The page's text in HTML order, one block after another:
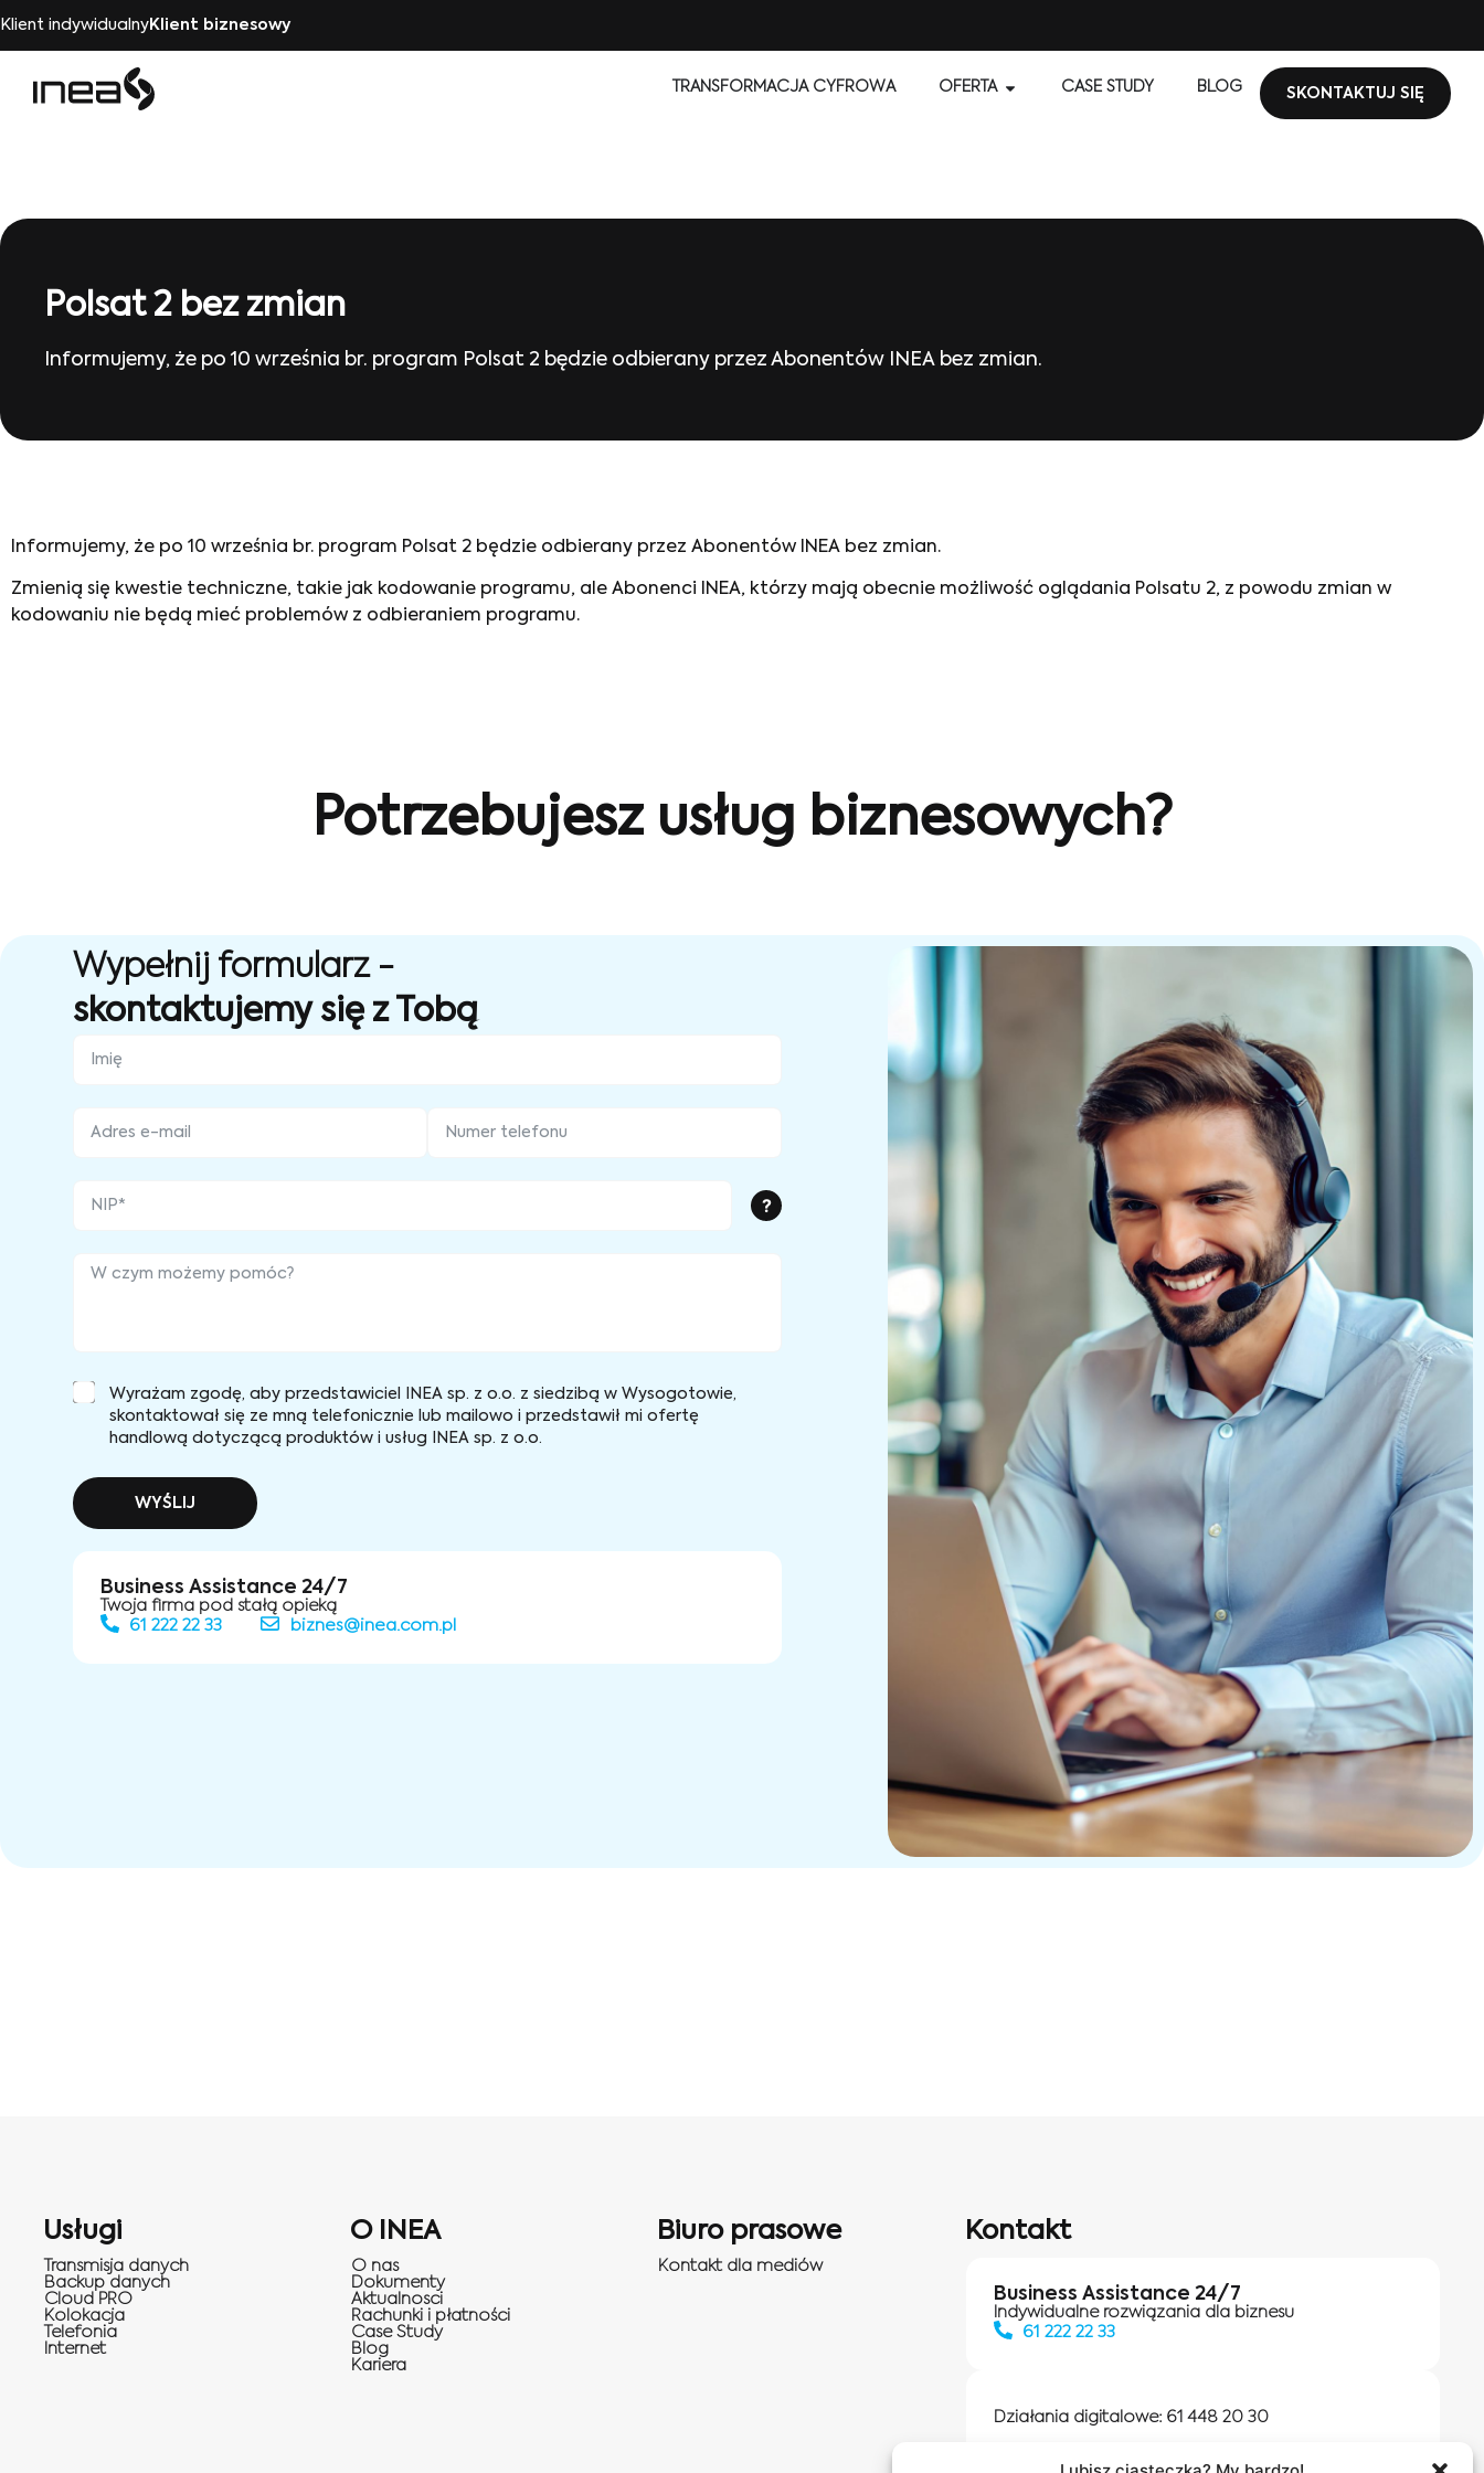
Klient indywidualnyKlient biznesowy
TRANSFORMACJA CYFROWA OFERTA CASE STUDY BLOG SKONTAKTUJ SIĘ
Polsat 2 bez zmian
Informujemy, że po 10 września br. program Polsat 2 będzie odbierany przez Abonentów INEA bez zmian.
Informujemy, że po 10 września br. program Polsat 2 będzie odbierany przez Abonentów INEA bez zmian.
Zmienią się kwestie techniczne, takie jak kodowanie programu, ale Abonenci INEA, którzy mają obecnie możliwość oglądania Polsatu 2, z powodu zmian w
kodowaniu nie będą mieć problemów z odbieraniem programu.
Potrzebujesz usług biznesowych?
Wypełnij formularz -
skontaktujemy się z Tobą
?
Wyrażam zgodę, aby przedstawiciel INEA sp. z o.o. z siedzibą w Wysogotowie,
skontaktował się ze mną telefonicznie lub mailowo i przedstawił mi ofertę
handlową dotyczącą produktów i usług INEA sp. z o.o.
WYŚLIJ
Business Assistance 24/7
Twoja firma pod stałą opieką
61 222 22 33
biznes@inea.com.pl
Usługi
Transmisja danych
Backup danych
Cloud PRO
Kolokacja
Telefonia
Internet
O INEA
O nas
Dokumenty
Aktualnosci
Rachunki i płatności
Case Study
Blog
Kariera
Biuro prasowe
Kontakt dla mediów
Kontakt
Business Assistance 24/7
Indywidualne rozwiązania dla biznesu
61 222 22 33
Działania digitalowe: 61 448 20 30